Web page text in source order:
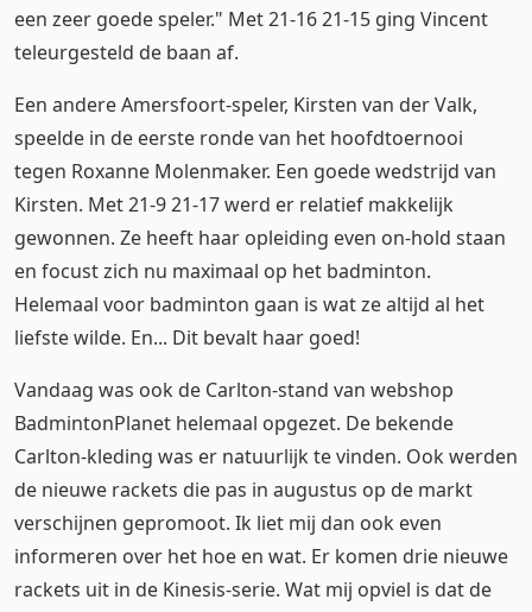
een zeer goede speler." Met 21-16 21-15 ging Vincent
teleurgesteld de baan af.
Een andere Amersfoort-speler, Kirsten van der Valk,
speelde in de eerste ronde van het hoofdtoernooi
tegen Roxanne Molenmaker. Een goede wedstrijd van
Kirsten. Met 21-9 21-17 werd er relatief makkelijk
gewonnen. Ze heeft haar opleiding even on-hold staan
en focust zich nu maximaal op het badminton.
Helemaal voor badminton gaan is wat ze altijd al het
liefste wilde. En... Dit bevalt haar goed!
Vandaag was ook de Carlton-stand van webshop
BadmintonPlanet helemaal opgezet. De bekende
Carlton-kleding was er natuurlijk te vinden. Ook werden
de nieuwe rackets die pas in augustus op de markt
verschijnen gepromoot. Ik liet mij dan ook even
informeren over het hoe en wat. Er komen drie nieuwe
rackets uit in de Kinesis-serie. Wat mij opviel is dat de